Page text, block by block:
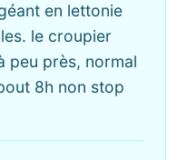
en lettonie
le croupier
peu près, normal
8h non stop